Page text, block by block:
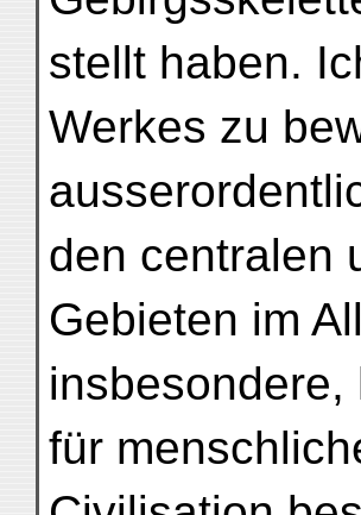
stellt haben.
Werkes zu
den centralen
Gebieten im
für